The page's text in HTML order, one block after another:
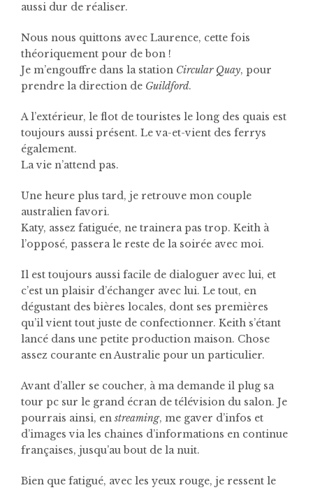
aussi dur de réaliser.
Nous nous quittons avec Laurence, cette fois
théoriquement pour de bon !
Je m’engouffre dans la station Circular Quay, pour
prendre la direction de Guildford.
A l’extérieur, le flot de touristes le long des quais est
toujours aussi présent. Le va-et-vient des ferrys
également.
La vie n’attend pas.
Une heure plus tard, je retrouve mon couple
australien favori.
Katy, assez fatiguée, ne trainera pas trop. Keith à
l’opposé, passera le reste de la soirée avec moi.
Il est toujours aussi facile de dialoguer avec lui, et
c’est un plaisir d’échanger avec lui. Le tout, en
dégustant des bières locales, dont ses premières
qu’il vient tout juste de confectionner. Keith s’étant
lancé dans une petite production maison. Chose
assez courante en Australie pour un particulier.
Avant d’aller se coucher, à ma demande il plug sa
tour pc sur le grand écran de télévision du salon. Je
pourrais ainsi, en streaming, me gaver d’infos et
d’images via les chaines d’informations en continue
françaises, jusqu’au bout de la nuit.
Bien que fatigué, avec les yeux rouge, je ressent le